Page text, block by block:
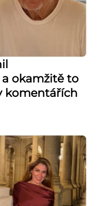
okamžitě to
komentářích